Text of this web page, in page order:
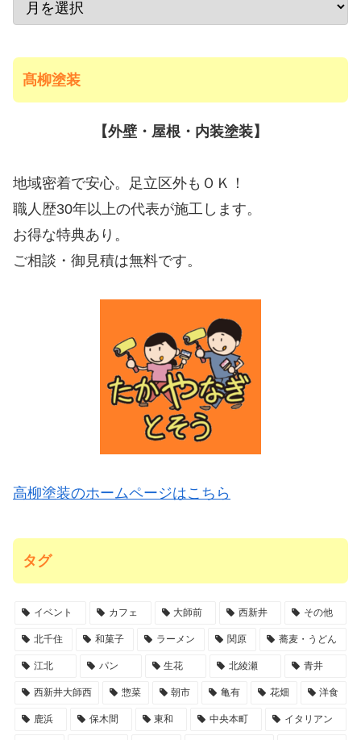
髙柳塗装
【外壁・屋根・内装塗装】
地域密着で安心。足立区外もＯＫ！
職人歴30年以上の代表が施工します。
お得な特典あり。
ご相談・御見積は無料です。
高柳塗装のホームページはこちら
タグ
イベント カフェ 大師前 西新井 その他
北千住 和菓子 ラーメン 関原 蕎麦・うどん
江北 パン 生花 北綾瀬 青井
西新井大師西 惣菜 朝市 亀有 花畑 洋食
鹿浜 保木間 東和 中央本町 イタリアン